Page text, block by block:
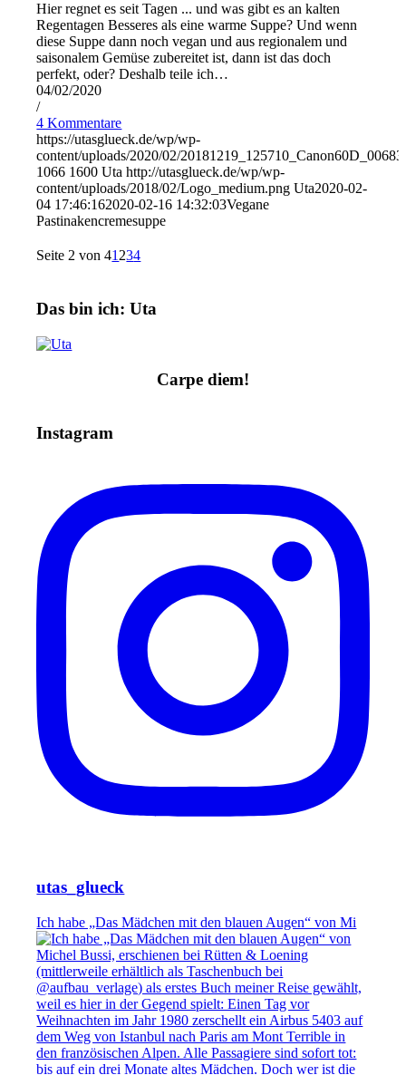
Hier regnet es seit Tagen ... und was gibt es an kalten
Regentagen Besseres als eine warme Suppe? Und wenn
diese Suppe dann noch vegan und aus regionalem und
saisonalem Gemüse zubereitet ist, dann ist das doch
perfekt, oder? Deshalb teile ich…
04/02/2020
/
4 Kommentare
https://utasglueck.de/wp/wp-
content/uploads/2020/02/
1066 1600 Uta http://utasglueck.de/wp/wp-
content/uploads/2018/02/Logo_medium.png Uta2020-02-
04 17:46:162020-02-16 14:32:03Vegane
Pastinakencremesuppe
Seite 2 von 41 234
Das bin ich: Uta
Carpe diem!
Instagram
utas_glueck
Ich habe „Das Mädchen mit den blauen Augen“ von Mi